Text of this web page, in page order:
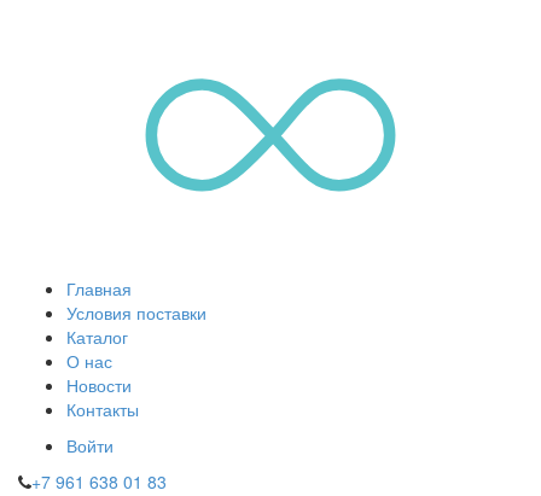
Главная
Условия поставки
Каталог
О нас
Новости
Контакты
Войти
+7 961 638 01 83